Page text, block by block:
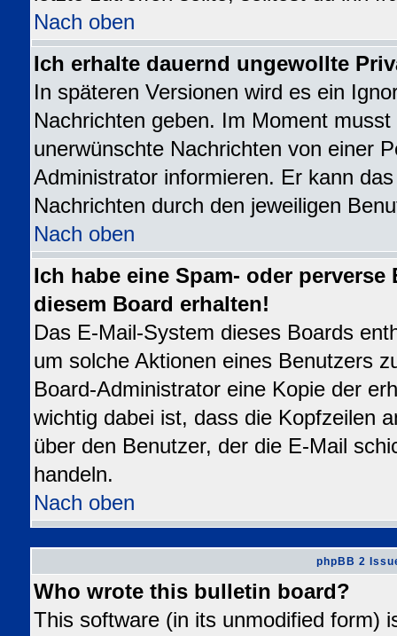
Nach oben
Ich erhalte dauernd ungewollte
In späteren Versionen wird es ein
Nachrichten geben. Im Moment
unerwünschte Nachrichten von einer
Administrator informieren. Er kann
Nachrichten durch den jeweiligen
Nach oben
Ich habe eine Spam- oder
diesem Board erhalten!
Das E-Mail-System dieses Boards
um solche Aktionen eines Benutzers
Board-Administrator eine Kopie der
wichtig dabei ist, dass die Kopfzeilen
über den Benutzer, der die E-Mail
handeln.
Nach oben
phpBB 2
Who wrote this bulletin board?
This software (in its unmodified form)